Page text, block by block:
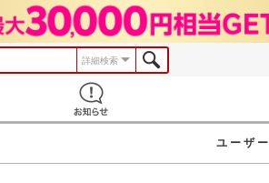
詳細検索
ユーザー